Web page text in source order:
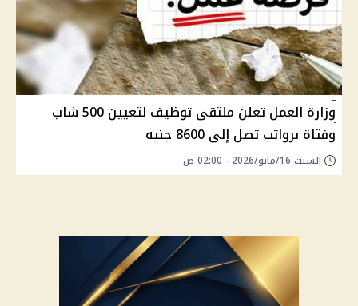
وزارة العمل تعلن ملتقى توظيف لتعيين 500 شاب
وفتاة برواتب تصل إلى 8600 جنيه
السبت 16/مايو/2026 - 02:00 ص